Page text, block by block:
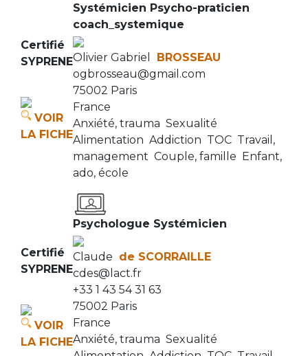
Certifié
SYPRENE
VOIR
LA FICHE
Systémicien Psycho-praticien
coach_systemique
Olivier Gabriel
BROSSEAU
ogbrosseau@gmail.com
75002 Paris
France
Anxiété, trauma Sexualité
Alimentation Addiction TOC Travail,
management Couple, famille Enfant,
ado, école
Certifié
SYPRENE
VOIR
LA FICHE
Psychologue Systémicien
Claude de SCORRAILLE
cdes@lact.fr
+33 1 43 54 31 63
75002 Paris
France
Anxiété, trauma Sexualité